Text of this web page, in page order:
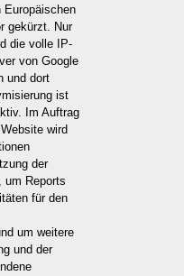
Europäischen
gekürzt. Nur
die volle IP-
von Google
und dort
ist
Im Auftrag
wird
der
um Reports
für den
um weitere
und der